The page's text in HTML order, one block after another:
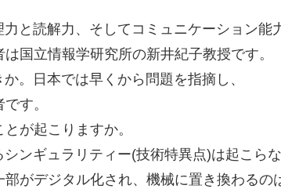
と読解力、そしてコミュニケーション能
国立情報学研究所の新井紀子教授です。
。日本では早くから問題を指摘し、
す。
が起こりますか。
ンギュラリティー(技術特異点)は起こらな
がデジタル化され、機械に置き換わるの